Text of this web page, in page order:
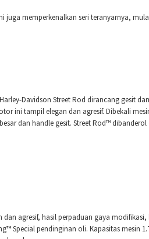
memperkenalkan seri teranyarnya,
Davidson Street Rod dirancang gesit
ini tampil elegan dan agresif. Dibekali
dan handle gesit. Street Rod™ dibanderol
agresif, hasil perpaduan gaya
Special pendinginan oli. Kapasitas mesin